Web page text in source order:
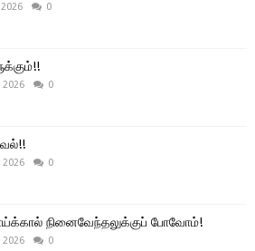
2026 0
2026 0
2026 0
நினைவேந்தலுக்குப் போவோம்!
2026 0